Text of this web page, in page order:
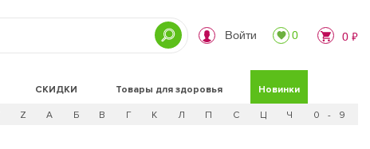
Войти 0 0 ₽
СКИДКИ Новинки
Товары для здоровья
Z А Б В Г К Л П С Ц Ч 0 - 9